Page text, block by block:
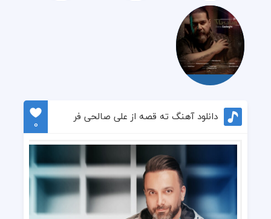
دانلود آهنگ ته قصه از علی صالحی فر
0